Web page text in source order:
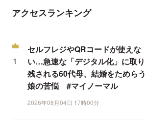
アクセスランキング
セルフレジやQRコードが使えな
い…急速な「デジタル化」に取り
残される60代母、結婚をためらう
娘の苦悩 #マイノーマル
2026年08月04日 17時00分